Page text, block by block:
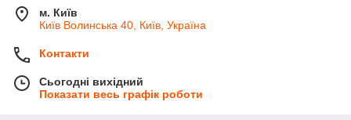
м. Київ
Київ Волинська 40, Київ, Україна
Контакти
Сьогодні вихідний
Показати весь графік роботи